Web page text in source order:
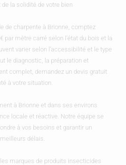
la solidité de votre bien
de charpente à Brionne, comptez
par mètre carré selon l’état du bois et la
varier selon l’accessibilité et le type
le diagnostic, la préparation et
complet, demandez un devis gratuit
à votre situation.
à Brionne et dans ses environs
locale et réactive. Notre équipe se
à vos besoins et garantir un
délais.
marques de produits insecticides